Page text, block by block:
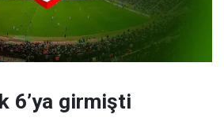
6’ya girmişti